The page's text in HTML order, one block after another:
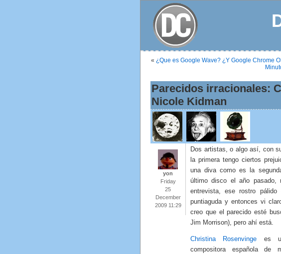
« ¿Que es Google Wave? ¿Y Google Chrome
Parecidos irracionales:
Nicole Kidman
yon
Friday
25
December
2009 11:29
Dos artistas, o algo así, con
la primera tengo ciertos
una diva como es la
último disco el año
entrevista, ese rostro
puntiaguda y entonces vi
creo que el parecido esté
Jim Morrison), pero ahí está.
Christina Rosenvinge es
compositora española de